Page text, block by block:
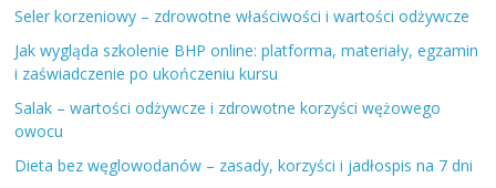
Seler korzeniowy – zdrowotne właściwości i wartości odżywcze
Jak wygląda szkolenie BHP online: platforma, materiały, egzamin
i zaświadczenie po ukończeniu kursu
Salak – wartości odżywcze i zdrowotne korzyści wężowego
owocu
Dieta bez węglowodanów – zasady, korzyści i jadłospis na 7 dni